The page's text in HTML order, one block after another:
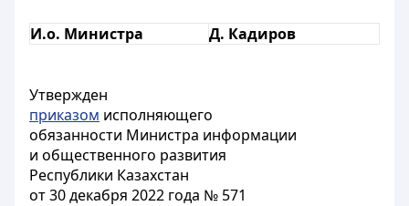
И.о. Министра Д. Кадиров
Утвержден
приказом исполняющего
обязанности Министра информации
и общественного развития
Республики Казахстан
от 30 декабря 2022 года № 571